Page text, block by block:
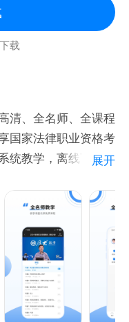
；
；根据学生的反馈和
学习体验；针对不同
性解决个性化问题，
攻克学习难点。
本常识和流程;
解你的答题现状;
你建设更好的学习、
载
清、全名师、全课程
国家法律职业资格考
统教学，离线下载随
展开